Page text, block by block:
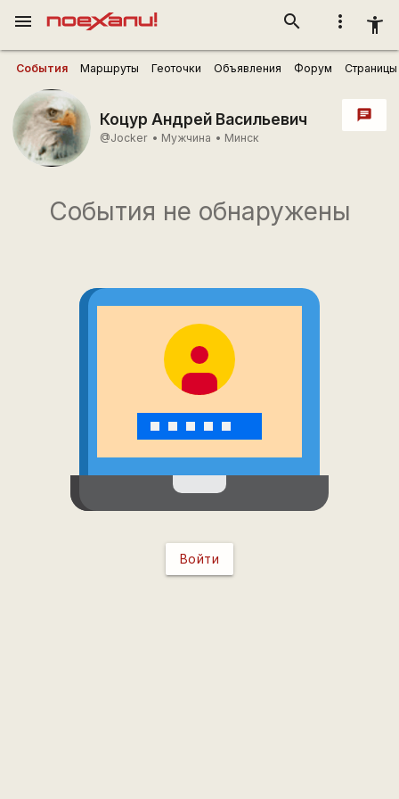
more_vert accessibility_new
search
menu
События Маршруты Геоточки Объявления Форум Страницы
Коцур Андрей Васильевич
@Jocker • Мужчина • Минск
chat
События не обнаружены
Войти